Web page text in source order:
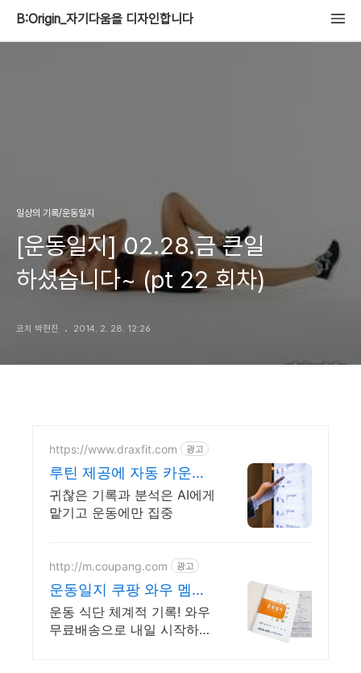
B:Origin_자기다움을 디자인합니다
일상의 기록/운동일지
[운동일지] 02.28.금 큰일
하셨습니다~ (pt 22 회차)
코치 박현진 2014. 2. 28. 12:26
https://www.draxfit.com 광고
루틴 제공에 자동 카운트
까지 헬스장 통합관리 디
랙스핏
귀찮은 기록과 분석은 AI에게
맡기고 운동에만 집중
http://m.coupang.com 광고
운동일지 쿠팡 와우 멤버
십 혜택
운동 식단 체계적 기록! 와우
무료배송으로 내일 시작하세